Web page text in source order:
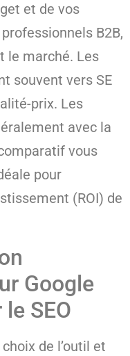
et de vos
B2B,
le marché. Les
souvent vers SE
prix. Les
avec la
vous
pour
(ROI) de
Google
SEO
de l’outil et